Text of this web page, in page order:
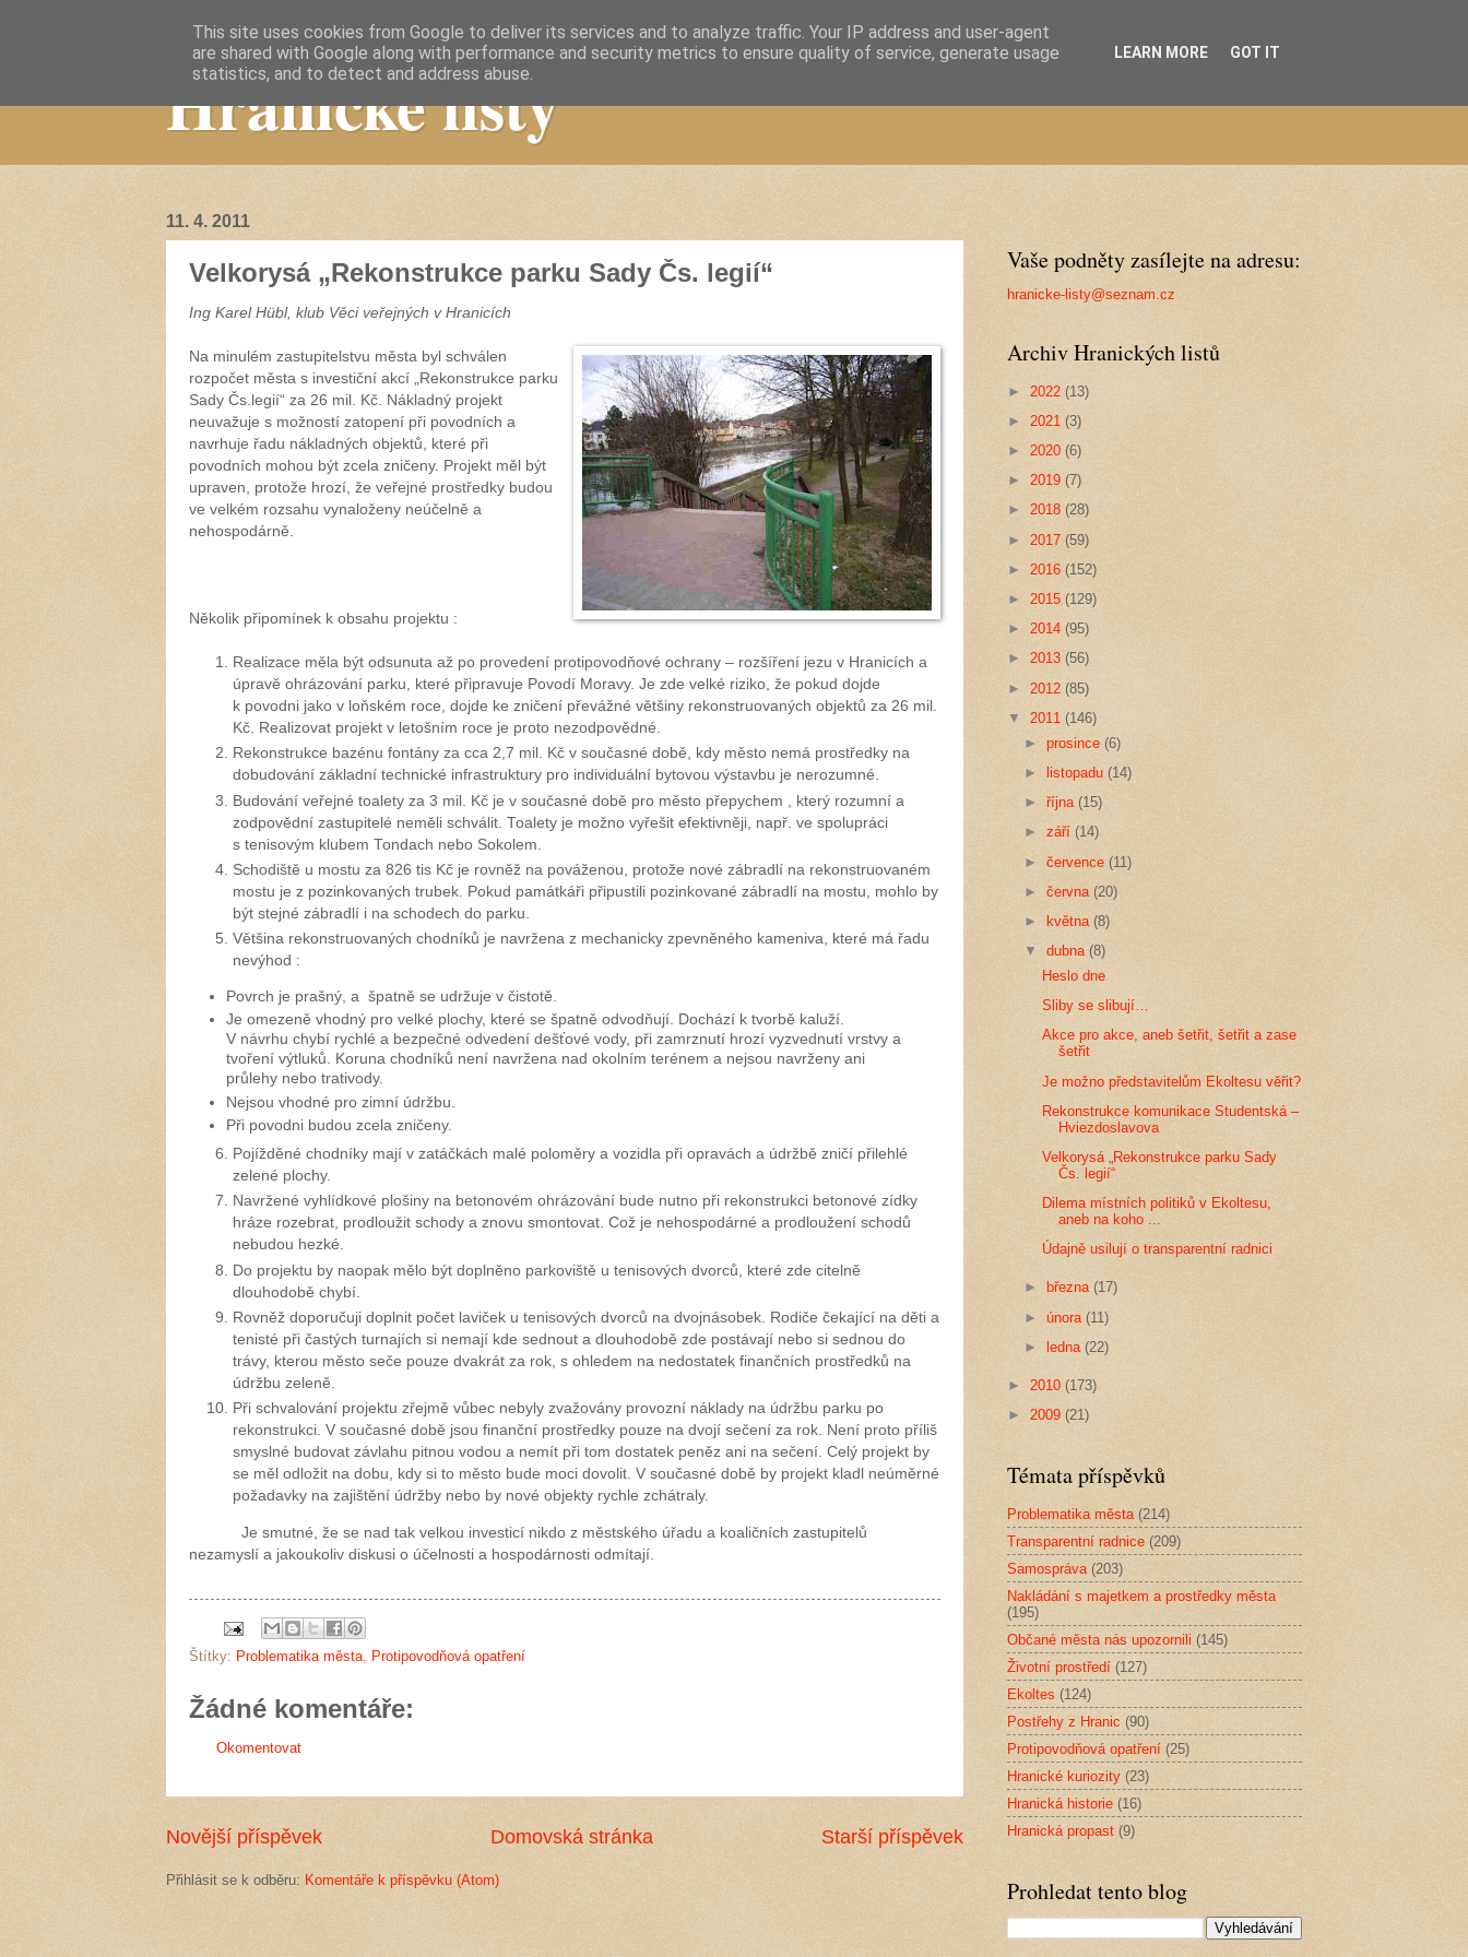
Hranické listy
11. 4. 2011
Velkorysá „Rekonstrukce parku Sady Čs. legií“
Ing Karel Hübl, klub Věci veřejných v Hranicích
Na minulém zastupitelstvu města byl schválen
rozpočet města s investiční akcí „Rekonstrukce parku
Sady Čs.legií“ za 26 mil
. Kč. Nákladný projekt
neuvažuje s možností zatopení při povodních a
navrhuje řadu nákladných objektů, které při
povodních mohou být zcela zničeny. Projekt měl být
upraven, protože hrozí, že veřejné prostředky budou
ve velkém rozsahu vynaloženy neúčelně a
nehospodárně.
Několik připomínek k obsahu projektu :
Realizace měla být odsunuta až po provedení protipovodňové ochrany – rozšíření jezu v Hranicích a
úpravě ohrázování parku, které připravuje Povodí Moravy. Je zde velké riziko, že pokud dojde
k povodni jako v loňském roce, dojde ke zničení převážné většiny rekonstruovaných objektů za 26 mil
Kč. Realizovat projekt v letošním roce je proto nezodpovědné.
Rekonstrukce bazénu fontány za cca 2,7 mil . Kč v současné době, kdy město nemá prostředky na
dobudování základní technické infrastruktury pro individuální bytovou výstavbu je nerozumné.
Budování veřejné toalety za 3 mil . Kč je v současné době pro město přepychem , který rozumní a
zodpovědní zastupitelé neměli schválit. Toalety je možno vyřešit efektivněji, např. ve spolupráci
s tenisovým klubem Tondach nebo Sokolem.
Schodiště u mostu za 826 tis Kč je rovněž na pováženou, protože nové zábradlí na rekonstruovaném
mostu je z pozinkovaných trubek. Pokud památkáři připustili pozinkované zábradlí na mostu, mohlo by
být stejné zábradlí i na schodech do parku.
Většina rekonstruovaných chodníků je navržena z mechanicky zpevněného kameniva, které má řadu
nevýhod :
Povrch je prašný, a špatně se udržuje v čistotě.
Je omezeně vhodný pro velké plochy, které se špatně odvodňují. Dochází k tvorbě kaluží.
V návrhu chybí rychlé a bezpečné odvedení dešťové vody, při zamrznutí hrozí vyzvednutí vrstvy a
tvoření výtluků. Koruna chodníků není navržena nad okolním terénem a nejsou navrženy ani
průlehy nebo trativody.
Nejsou vhodné pro zimní údržbu.
Při povodni budou zcela zničeny.
Pojížděné chodníky mají v zatáčkách malé poloměry a vozidla při opravách a údržbě zničí přilehlé
zelené plochy.
Navržené vyhlídkové plošiny na betonovém ohrázování bude nutno při rekonstrukci betonové zídky
hráze rozebrat, prodloužit schody a znovu smontovat. Což je nehospodárné a prodloužení schodů
nebudou hezké.
Do projektu by naopak mělo být doplněno parkoviště u tenisových dvorců, které zde citelně
dlouhodobě chybí.
Rovněž doporučuji doplnit počet laviček u tenisových dvorců na dvojnásobek. Rodiče čekající na děti a
tenisté při častých turnajích si nemají kde sednout a dlouhodobě zde postávají nebo si sednou do
trávy, kterou město seče pouze dvakrát za rok, s ohledem na nedostatek finančních prostředků na
údržbu zeleně.
Při schvalování projektu zřejmě vůbec nebyly zvažovány provozní náklady na údržbu parku po
rekonstrukci. V současné době jsou finanční prostředky pouze na dvojí sečení za rok. Není proto příliš
smyslné budovat závlahu pitnou vodou a nemít při tom dostatek peněz ani na sečení. Celý projekt by
se měl odložit na dobu, kdy si to město bude moci dovolit. V současné době by projekt kladl neúměrné
požadavky na zajištění údržby nebo by nové objekty rychle zchátraly.
Je smutné, že se nad tak velkou investicí nikdo z městského úřadu a koaličních zastupitelů
nezamyslí a jakoukoliv diskusi o účelnosti a hospodárnosti odmítají.
Štítky: Problematika města, Protipovodňová opatření
Žádné komentáře:
Okomentovat
Novější příspěvek Starší příspěvek
Domovská stránka
Přihlásit se k odběru: Komentáře k příspěvku (Atom)
Vaše podněty zasílejte na adresu:
hranicke-listy@seznam.cz
Archiv Hranických listů
► 2022 (13)
► 2021 (3)
► 2020 (6)
► 2019 (7)
► 2018 (28)
► 2017 (59)
► 2016 (152)
► 2015 (129)
► 2014 (95)
► 2013 (56)
► 2012 (85)
▼ 2011 (146)
►prosince (6)
►
listopadu (14)
►října(15)
►září (14)
►července(11)
►června(20)
►
května(8)
▼dubna(8)
Heslo dne
Sliby se slibují…
Akce pro akce, aneb šetřit, šetřit a zase
šetřit
Je možno představitelům Ekoltesu věřit?
Rekonstrukce komunikace Studentská –
Hviezdoslavova
Velkorysá „Rekonstrukce parku Sady
Čs. legií“
Dilema místních politiků v Ekoltesu,
aneb na koho ...
Údajně usilují o transparentní radnici
► března(17)
►února(11)
►
ledna(22)
► 2010 (173)
► 2009 (21)
Témata příspěvků
Problematika města (214)
Transparentní radnice (209)
Samospráva (203)
Nakládání s majetkem a prostředky města
(195)
Občané města nás upozornili (145)
Životní prostředí (127)
Ekoltes (124)
Postřehy z Hranic (90)
Protipovodňová opatření (25)
Hranické kuriozity (23)
Hranická historie (16)
Hranická propast (9)
Prohledat tento blog
This site uses cookies from Google to deliver its services and to analyze traffic. Your IP address and user-agent
are shared with Google along with performance and security metrics to ensure quality of service, generate usage
statistics, and to detect and address abuse.
LEARN MORE GOT IT